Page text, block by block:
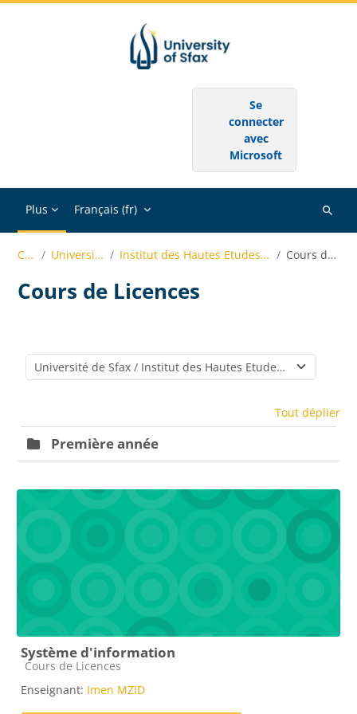
Se
connecter
avec
Microsoft
Plus Français ‎(fr)‎
cours
Cours Université de Sfax Institut des Hautes Etudes Commerciales de Sfax Cours de Licences
Cours de Licences
Catégories de cours
Tout déplier
Première année
Système d'information
Catégorie de cours
Cours de Licences
Enseignant: Imen MZID